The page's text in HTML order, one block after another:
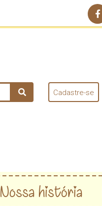
Cadastre-se
Nossa história